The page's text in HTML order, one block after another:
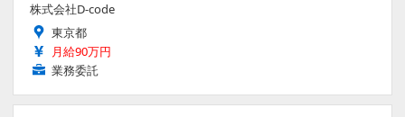
株式会社D-code
東京都
月給90万円
業務委託